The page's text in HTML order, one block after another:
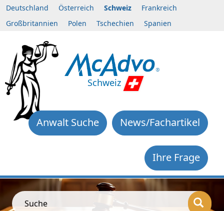
Deutschland Österreich Schweiz
Frankreich
Großbritannien
Polen Tschechien Spanien
Schweiz
News/Fachartikel
Anwalt Suche
Ihre Frage
Suche